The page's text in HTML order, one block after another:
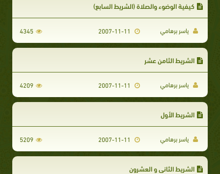
كيفية الوضوء والصلاة (الشريط السابع)
ياسر برهامي 4345
الشريط الثامن عشر
ياسر برهامي 4209
الشريط الأول
ياسر برهامي 5209
الشريط الثاني و العشرون